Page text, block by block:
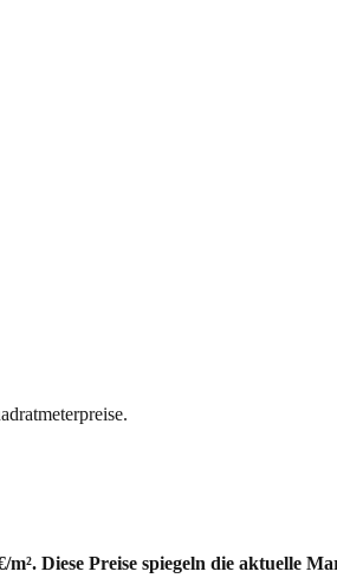
Diese Preise spiegeln die aktuelle